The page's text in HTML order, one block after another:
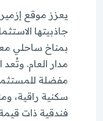
يعزز موقع
جاذبيتها
بمناخ ساحلي
مدار العام.
مفضلة
سكنية راقية،
فندقية ذات قيمة